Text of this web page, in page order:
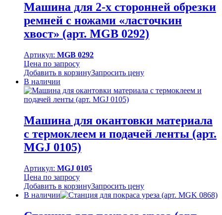
Машина для 2-х сторонней обрезки
ремней с ножами «ласточкин
хвост» (арт. MGB 0292)
Артикул: MGB 0292
Цена по запросу
Добавить в корзинуЗапросить цену
В наличии
Машина для окантовки материала
с термоклеем и подачей ленты (арт.
MGJ 0105)
Артикул: MGJ 0105
Цена по запросу
Добавить в корзинуЗапросить цену
В наличии